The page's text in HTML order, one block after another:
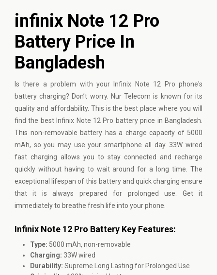
infinix Note 12 Pro
Battery Price In
Bangladesh
Is there a problem with your Infinix Note 12 Pro phone's
battery charging? Don’t worry. Nur Telecom is known for its
quality and affordability. This is the best place where you will
find the best Infinix Note 12 Pro battery price in Bangladesh.
This non-removable battery has a charge capacity of 5000
mAh, so you may use your smartphone all day. 33W wired
fast charging allows you to stay connected and recharge
quickly without having to wait around for a long time. The
exceptional lifespan of this battery and quick charging ensure
that it is always prepared for prolonged use. Get it
immediately to breathe fresh life into your phone.
Infinix Note 12 Pro Battery Key Features:
Type: 5000 mAh, non-removable
Charging: 33W wired
Durability: Supreme Long Lasting for Prolonged Use